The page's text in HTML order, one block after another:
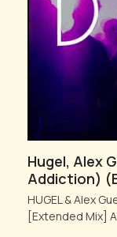
Hugel, Alex
Addiction)
HUGEL & Alex
[Extended Mix]